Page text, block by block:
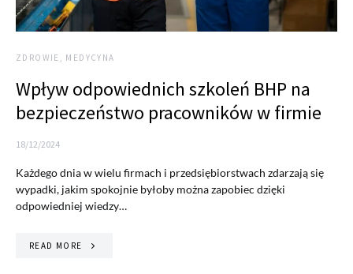
ZDROWIE, MEDYCYNA
Wpływ odpowiednich szkoleń BHP na
bezpieczeństwo pracowników w firmie
18/12/2024
Każdego dnia w wielu firmach i przedsiębiorstwach zdarzają się
wypadki, jakim spokojnie byłoby można zapobiec dzięki
odpowiedniej wiedzy…
READ MORE